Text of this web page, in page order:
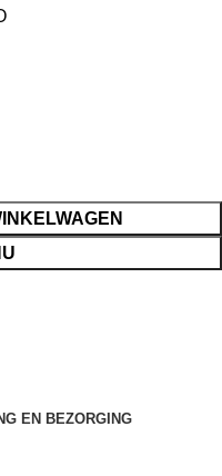
EN BEZORGING